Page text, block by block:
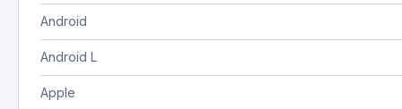
Android
Android L
Apple